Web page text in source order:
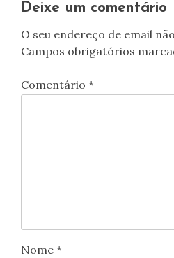
Deixe um comentário
O seu endereço de email
Campos obrigatórios
Comentário *
Nome *